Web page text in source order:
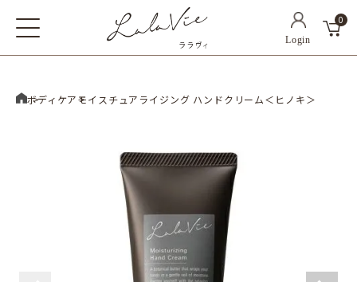
0
ホーム
ボディケアモイスチュアライジング ハンドクリーム＜ヒノキ＞